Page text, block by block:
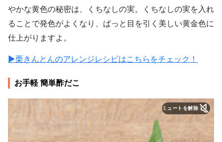
やかな黄色の秘密は、くちなしの実。くちなしの実を入れ
ることで発色がよくなり、ぱっと目を引く美しい黄金色に
仕上がりますよ。
▶︎栗きんとんのアレンジレシピはこちらをチェック！
お手軽 簡単酢だこ
ミュートを解除